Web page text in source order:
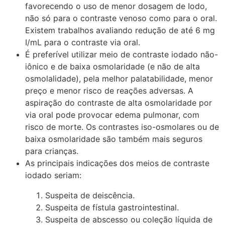
favorecendo o uso de menor dosagem de Iodo,
não só para o contraste venoso como para o oral.
Existem trabalhos avaliando redução de até 6 mg
I/mL para o contraste via oral.
É preferível utilizar meio de contraste iodado não-
iônico e de baixa osmolaridade (e não de alta
osmolalidade), pela melhor palatabilidade, menor
preço e menor risco de reações adversas. A
aspiração do contraste de alta osmolaridade por
via oral pode provocar edema pulmonar, com
risco de morte. Os contrastes iso-osmolares ou de
baixa osmolaridade são também mais seguros
para crianças.
As principais indicações dos meios de contraste
iodado seriam:
Suspeita de deiscência.
Suspeita de fístula gastrointestinal.
Suspeita de abscesso ou coleção líquida de